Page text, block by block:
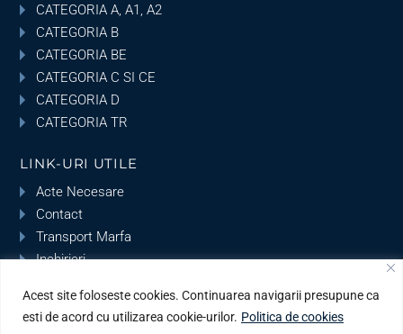
Acest site foloseste cookies. Continuarea navigarii presupune ca
esti de acord cu utilizarea cookie-urilor. Politica de cookies
CATEGORIA A, A1, A2
CATEGORIA B
CATEGORIA BE
CATEGORIA C SI CE
CATEGORIA D
CATEGORIA TR
LINK-URI UTILE
Acte Necesare
Contact
Transport Marfa
Inchirieri